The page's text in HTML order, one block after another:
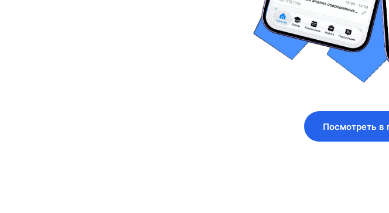
Посмотреть в